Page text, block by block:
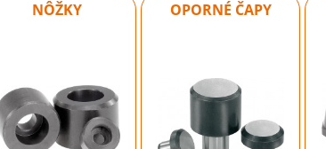
NÔŽKY OPORNÉ ČAPY